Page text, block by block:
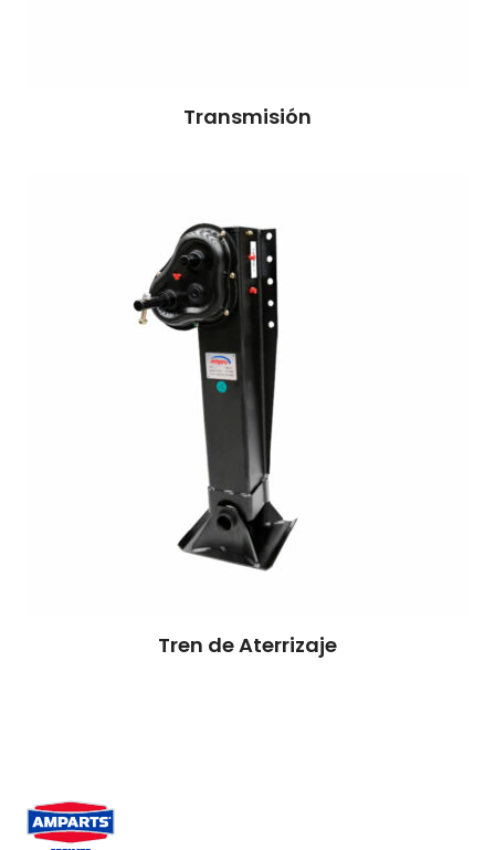
Transmisión
Tren de Aterrizaje